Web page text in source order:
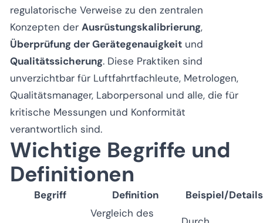
regulatorische Verweise zu den zentralen
Konzepten der Ausrüstungskalibrierung,
Überprüfung der Gerätegenauigkeit und
Qualitätssicherung. Diese Praktiken sind
unverzichtbar für Luftfahrtfachleute, Metrologen,
Qualitätsmanager, Laborpersonal und alle, die für
kritische Messungen und Konformität
verantwortlich sind.
Wichtige Begriffe und
Definitionen
Begriff Definition Beispiel/Details
Vergleich des